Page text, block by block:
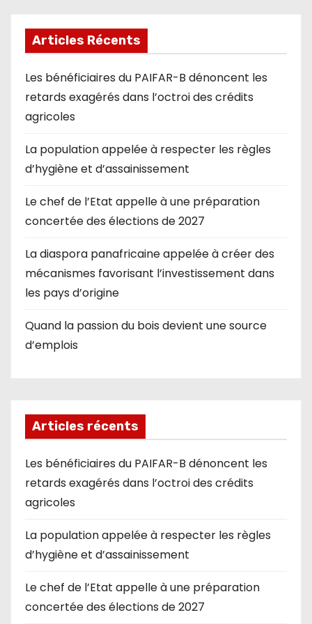
Articles Récents
Les bénéficiaires du PAIFAR-B dénoncent les
retards exagérés dans l’octroi des crédits
agricoles
La population appelée à respecter les règles
d’hygiène et d’assainissement
Le chef de l’Etat appelle à une préparation
concertée des élections de 2027
La diaspora panafricaine appelée à créer des
mécanismes favorisant l’investissement dans
les pays d’origine
Quand la passion du bois devient une source
d’emplois
Articles récents
Les bénéficiaires du PAIFAR-B dénoncent les
retards exagérés dans l’octroi des crédits
agricoles
La population appelée à respecter les règles
d’hygiène et d’assainissement
Le chef de l’Etat appelle à une préparation
concertée des élections de 2027